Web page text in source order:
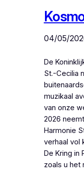
04/05/
De
St.-Cecilia
muzikaal
van onze
2026
Harmonie
verhaal vol
De Kring in
zoals u het